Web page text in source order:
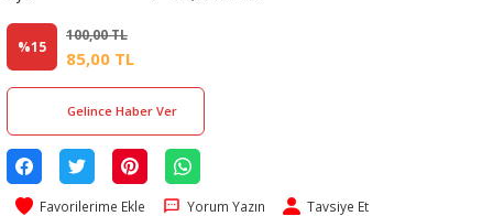
%15
100,00 TL
85,00 TL
Gelince Haber Ver
Yorum Yazın Tavsiye Et